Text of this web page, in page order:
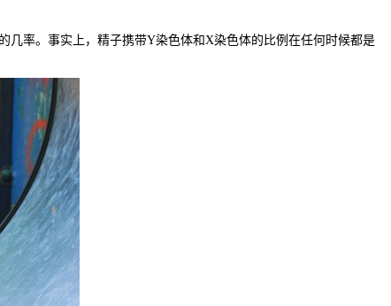
率。事实上，精子携带Y染色体和X染色体的比例在任何时候都是